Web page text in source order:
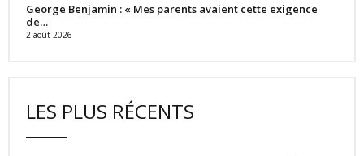
George Benjamin : « Mes parents avaient cette exigence
de…
2 août 2026
LES PLUS RÉCENTS